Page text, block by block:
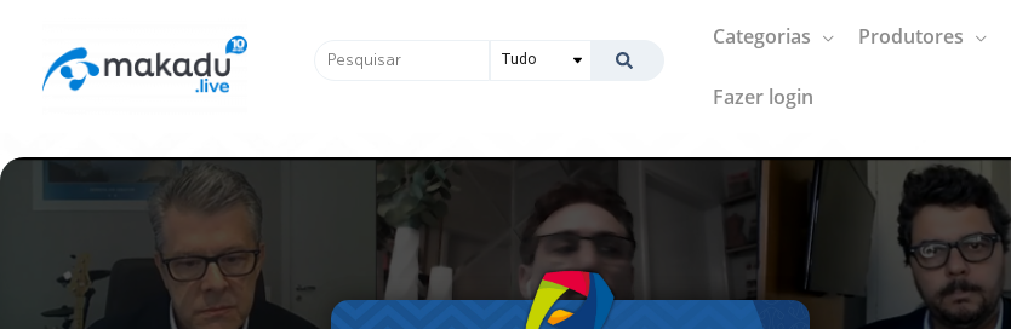
Pesquisar
Categorias Produtores
Fazer login